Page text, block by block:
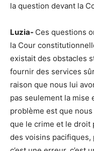
la question devant la
Luzia- Ces questions
la Cour
existait des obstacles
fournir des services
raison que nous lui
pas seulement la
problème est que
que le crime et le droit
des voisins pacifiques,